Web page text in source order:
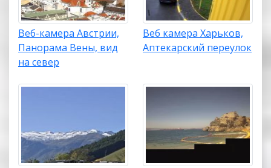
Веб-камера Австрии,
Панорама Вены, вид
на север
Веб камера Харьков,
Аптекарский переулок